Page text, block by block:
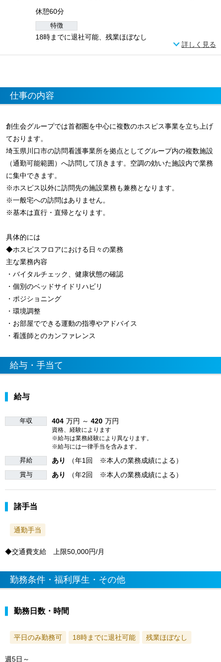
休憩60分
特徴
18時までに退社可能、残業ほぼなし
詳しく見る
仕事の内容
創生会グループでは首都圏を中心に複数のホスピス事業を立ち上げ
ております。
埼玉県川口市の訪問看護事業所を拠点としてグループ内の複数施設
（通勤可能範囲）へ訪問して頂きます。空調の効いた施設内で業務
に集中できます。
※ホスピス以外に訪問先の施設業務も兼務となります。
※一般宅への訪問はありません。
※基本は直行・直帰となります。
具体的には
◆ホスピスフロアにおける日々の業務
主な業務内容
・バイタルチェック、健康状態の確認
・個別のベッドサイドリハビリ
・ポジショニング
・環境調整
・お部屋でできる運動の指導やアドバイス
・看護師とのカンファレンス
給与・手当て
給与
年収 404 万円 ～ 420 万円
資格、経験によります
※給与は業務経験により異なります。
※給与には一律手当を含みます。
昇給 あり （年1回 ※本人の業務成績による）
賞与 あり （年2回 ※本人の業務成績による）
諸手当
通勤手当
◆交通費支給 上限50,000円/月
勤務条件・福利厚生・その他
勤務日数・時間
平日のみ勤務可 18時までに退社可能 残業ほぼなし
週5日～